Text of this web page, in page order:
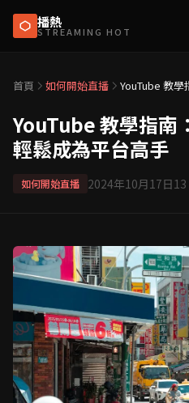
播熱
STREAMING HOT
首頁 如何開始直播
YouTube 教
YouTube 教學指南
輕鬆成為平台高手
如何開始直播 2024年10月17日13